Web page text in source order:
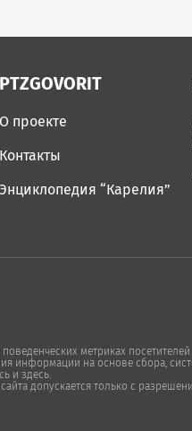
PTZGOVORIT
О проекте
Контакты
Энциклопедия “Карелия”
метриках посетителей.
информации на основе сбора,
и здесь.
допускается только с